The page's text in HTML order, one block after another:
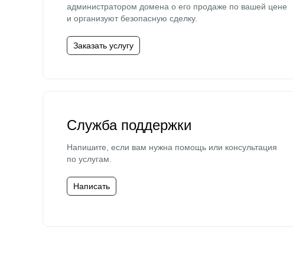
администратором домена о его продаже по вашей цене
и организуют безопасную сделку.
Заказать услугу
Служба поддержки
Напишите, если вам нужна помощь или консультация
по услугам.
Написать